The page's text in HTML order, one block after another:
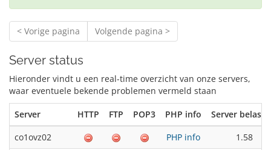
< Vorige pagina Volgende pagina >
Server status
Hieronder vindt u een real-time overzicht van onze servers,
waar eventuele bekende problemen vermeld staan
Server HTTP FTP POP3 PHP info
Server
co1ovz02
PHP info
1.58